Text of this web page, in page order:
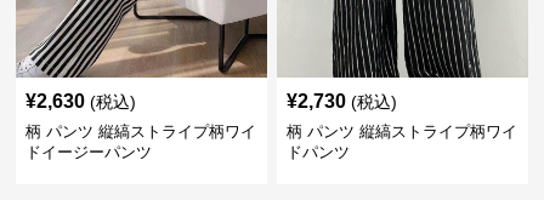
¥2,630 (税込)
柄 パンツ 縦縞ストライプ柄ワイ
ドイージーパンツ
¥2,730 (税込)
柄 パンツ 縦縞ストライプ柄ワイ
ドパンツ